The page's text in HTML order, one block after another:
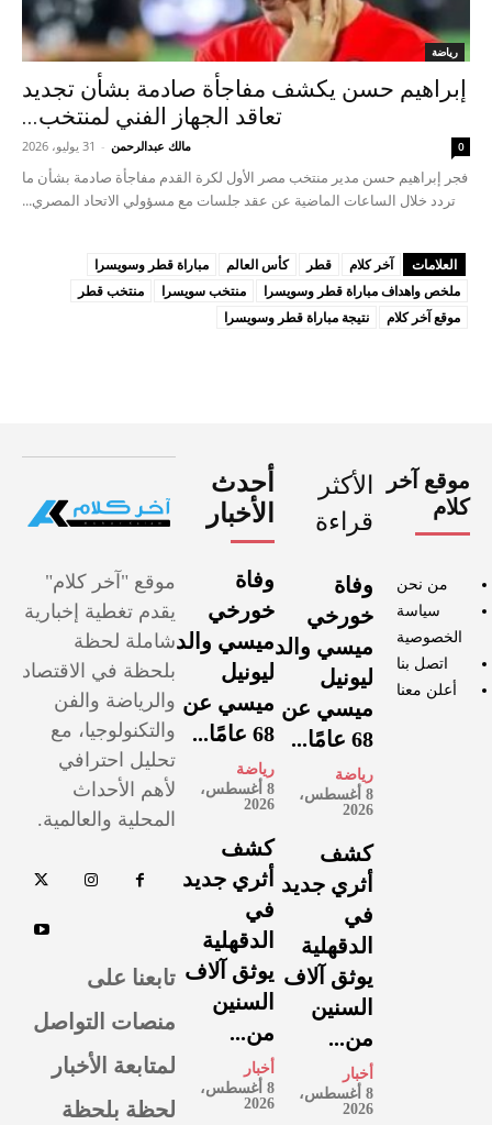
رياضة
إبراهيم حسن يكشف مفاجأة صادمة بشأن تجديد
تعاقد الجهاز الفني لمنتخب...
مالك عبدالرحمن - 31 يوليو، 2026 0
فجر إبراهيم حسن مدير منتخب مصر الأول لكرة القدم مفاجأة صادمة بشأن ما
تردد خلال الساعات الماضية عن عقد جلسات مع مسؤولي الاتحاد المصري...
العلامات آخر كلام قطر كأس العالم
مباراة قطر وسويسرا
ملخص واهداف مباراة قطر وسويسرا
منتخب سويسرا
منتخب قطر
موقع آخر كلام
نتيجة مباراة قطر وسويسرا
موقع آخر
كلام
من نحن
سياسة
الخصوصية
اتصل بنا
أعلن معنا
الأكثر
قراءة
وفاة
خورخي
ميسي والد
ليونيل
ميسي عن
68 عامًا...
رياضة
8 أغسطس،
2026
كشف
أثري جديد
في
الدقهلية
يوثق آلاف
السنين
من...
أخبار
8 أغسطس،
2026
أحدث
الأخبار
وفاة
خورخي
ميسي والد
ليونيل
ميسي عن
68 عامًا...
رياضة
8 أغسطس،
2026
كشف
أثري جديد
في
الدقهلية
يوثق آلاف
السنين
من...
أخبار
8 أغسطس،
2026
موقع "آخر كلام"
يقدم تغطية إخبارية
شاملة لحظة
بلحظة في الاقتصاد
والرياضة والفن
والتكنولوجيا، مع
تحليل احترافي
لأهم الأحداث
المحلية والعالمية.
تابعنا على
منصات التواصل
لمتابعة الأخبار
لحظة بلحظة